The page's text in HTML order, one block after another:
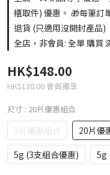
櫃取件) 優惠。 🎁每筆訂
退貨 (只適用沒開封產品)
全店，非會員: 全單 購買
HK$148.00
HK$138.00 會員獨享
尺寸 : 20片優惠組合
5片優惠組合 20片優
5g (3支組合優惠)
5g